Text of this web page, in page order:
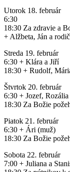
Utorok 18. február
6:30
18:30 Za zdravie a
+ Alžbeta, Ján a
Streda 19. február
6:30 + Klára a Jiří
18:30 + Rudolf,
Štvrtok 20. február
6:30 + Jozef,
18:30 Za Božie
Piatok 21. február
6:30 + Ári (muž)
18:30 Za Božie
Sobota 22. február
7:00 + Juliana a